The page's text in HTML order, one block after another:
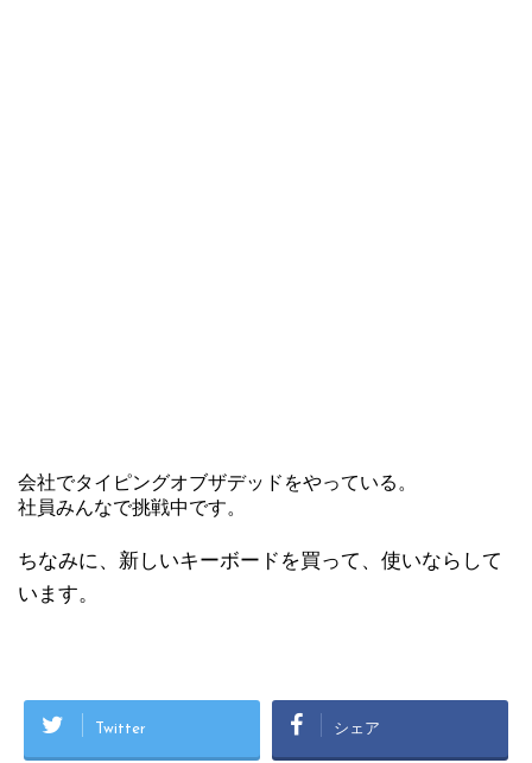
会社でタイピングオブザデッドをやっている。
社員みんなで挑戦中です。
ちなみに、新しいキーボードを買って、使いならして
います。
Twitter シェア